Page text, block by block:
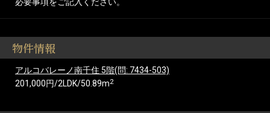
物件情報
アルコバレーノ南千住 5階(問: 7434-503)
201,000円/2LDK/50.89m2